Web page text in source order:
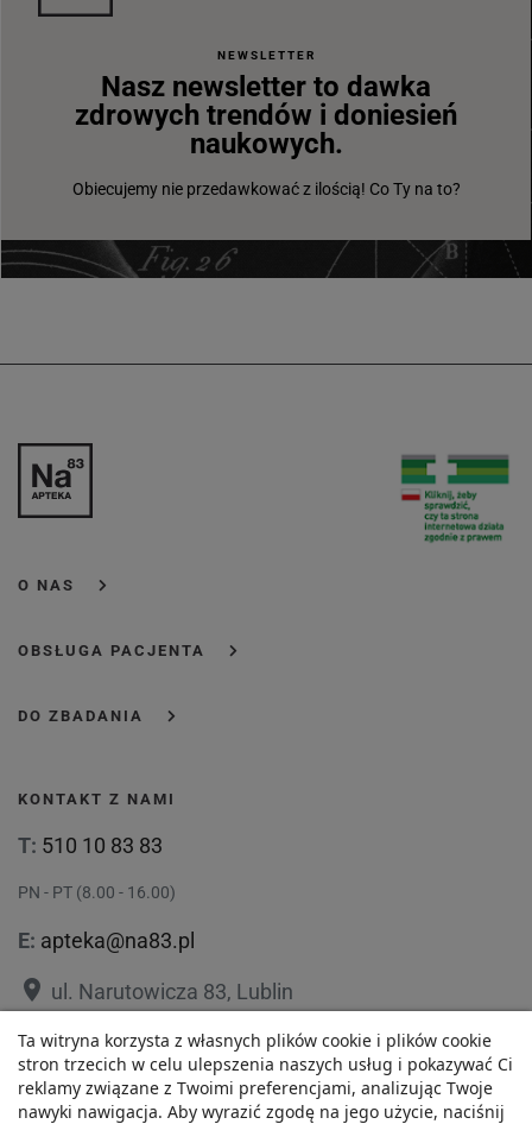
NEWSLETTER
Nasz newsletter to dawka
zdrowych trendów i doniesień
naukowych.
Obiecujemy nie przedawkować z ilością! Co Ty na to?
O NAS
OBSŁUGA PACJENTA
DO ZBADANIA
KONTAKT Z NAMI
T: 510 10 83 83
PN - PT (8.00 - 16.00)
E: apteka@na83.pl
place ul. Narutowicza 83, Lublin
placeul. 1 Maja 36, Lublin
Ta witryna korzysta z własnych plików cookie i plików cookie
stron trzecich w celu ulepszenia naszych usług i pokazywać Ci
reklamy związane z Twoimi preferencjami, analizując Twoje
nawyki nawigacja. Aby wyrazić zgodę na jego użycie, naciśnij